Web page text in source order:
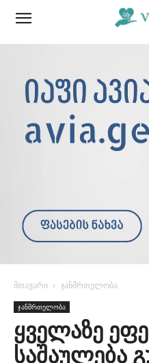
მთავარი ჯანმრთელობა
ჯანმრთელობა
ყველაზე
საშაულება